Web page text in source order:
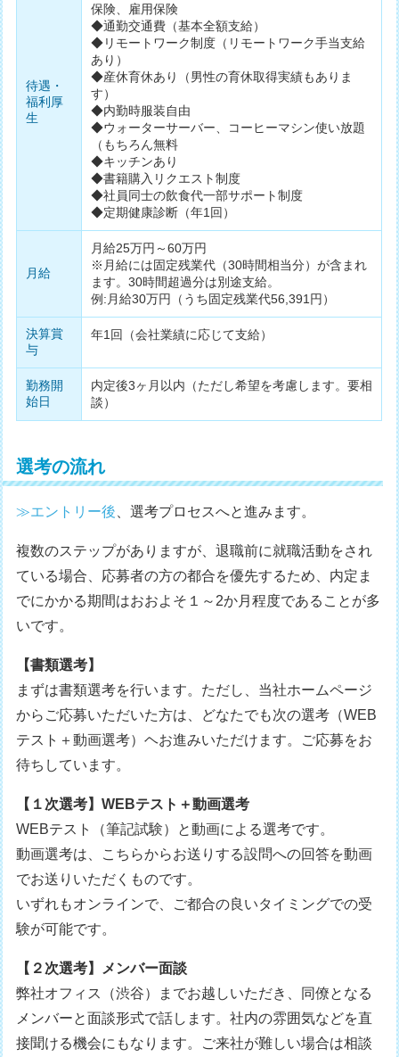
待遇・
福利厚
生
保険、雇用保険
◆通勤交通費（基本全額支給）
◆リモートワーク制度（リモートワーク手当支給
あり）
◆産休育休あり（男性の育休取得実績もありま
す）
◆内勤時服装自由
◆ウォーターサーバー、コーヒーマシン使い放題
（もちろん無料
◆キッチンあり
◆書籍購入リクエスト制度
◆社員同士の飲食代一部サポート制度
◆定期健康診断（年1回）
月給
月給25万円～60万円
※月給には固定残業代（30時間相当分）が含まれ
ます。30時間超過分は別途支給。
例:月給30万円（うち固定残業代56,391円）
決算賞
与
年1回（会社業績に応じて支給）
勤務開
始日
内定後3ヶ月以内（ただし希望を考慮します。要相
談）
選考の流れ
≫エントリー後 、選考プロセスへと進みます。
複数のステップがありますが、退職前に就職活動をされ
ている場合、応募者の方の都合を優先するため、内定ま
でにかかる期間はおおよそ１～2か月程度であることが多
いです。
【書類選考】
まずは書類選考を行います。ただし、当社ホームページ
からご応募いただいた方は、どなたでも次の選考（WEB
テスト＋動画選考）ヘお進みいただけます。ご応募をお
待ちしています。
【１次選考】WEBテスト＋動画選考
WEBテスト（筆記試験）と動画による選考です。
動画選考は、こちらからお送りする設問への回答を動画
でお送りいただくものです。
いずれもオンラインで、ご都合の良いタイミングでの受
験が可能です。
【２次選考】メンバー面談
弊社オフィス（渋谷）までお越しいただき、同僚となる
メンバーと面談形式で話します。社内の雰囲気などを直
接聞ける機会にもなります。ご来社が難しい場合は相談